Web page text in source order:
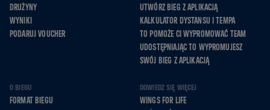
DRUŻYNY
WYNIKI
PODARUJ VOUCHER
UTWÓRZ BIEG Z APLIKACJĄ
KALKULATOR DYSTANSU I TEMPA
TO POMOŻE CI WYPROMOWAĆ TEAM
UDOSTĘPNIAJĄC TO WYPROMUJESZ
SWÓJ BIEG Z APLIKACJĄ
O BIEGU
FORMAT BIEGU
DOWIEDZ SIĘ WIĘCEJ
WINGS FOR LIFE